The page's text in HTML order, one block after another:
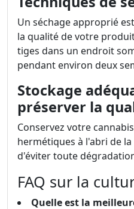
Un séchage approprié
la qualité de votre
tiges dans un endroit
pendant environ deux
Stockage
préserver la
Conservez votre
hermétiques à l'abri de
d'éviter toute
FAQ sur la
Quelle est la